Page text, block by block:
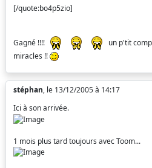
[/quote:bo4p5zio]
Gagné !!!!
un p'tit
miracles !!
stéphan, le 13/12/2005 à 14:17
Ici à son arrivée.
1 mois plus tard toujours avec Toom...